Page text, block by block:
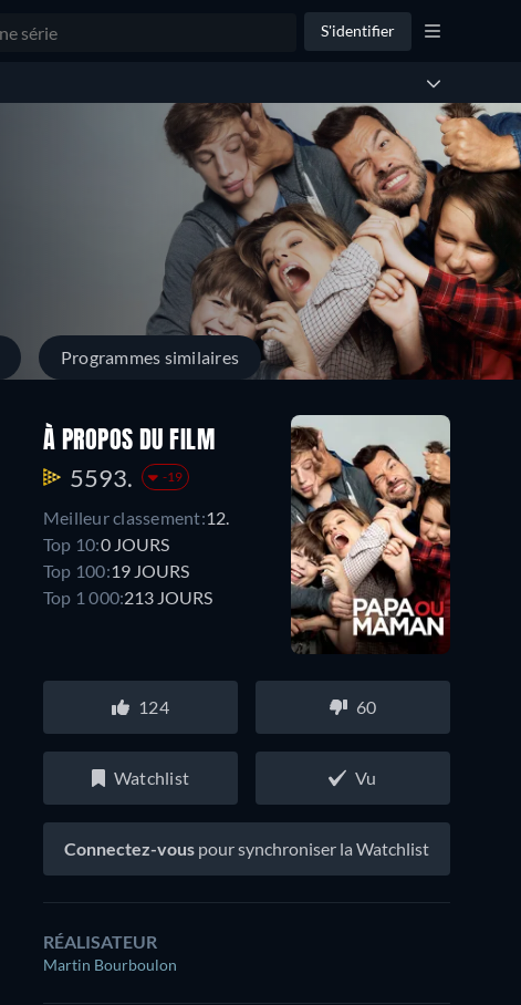
S'identifier
Programmes similaires
À PROPOS DU FILM
5593. -19
Meilleur classement:12.
Top 10:0 JOURS
Top 100:19 JOURS
Top 1 000:213 JOURS
124 60
Watchlist Vu
Connectez-vous pour synchroniser la Watchlist
RÉALISATEUR
Martin Bourboulon